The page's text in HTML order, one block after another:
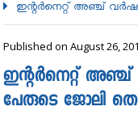
ഇന്റര്‍നെറ്റ് അഞ്ച്
Published on August 26,
ഇന്റര്‍നെറ്റ്
പേരുടെ ജോലി